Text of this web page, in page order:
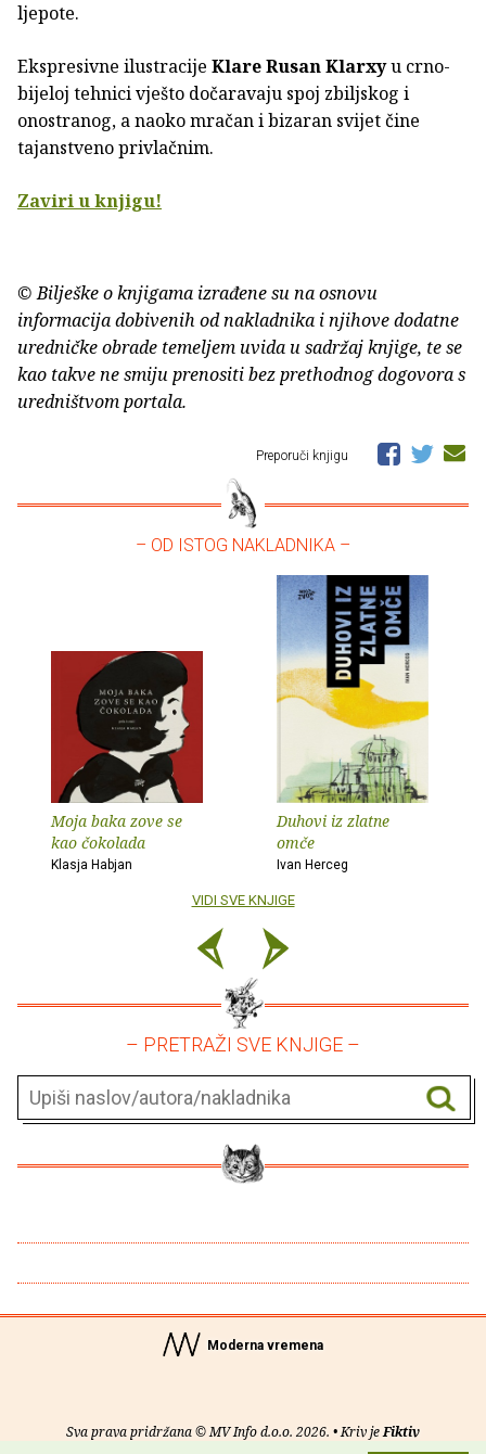
ljepote.
Ekspresivne ilustracije Klare Rusan Klarxyu crno-
bijeloj tehnici vješto dočaravaju spoj zbiljskog i
onostranog, a naoko mračan i bizaran svijet čine
tajanstveno privlačnim.
Zaviri u knjigu!
© Bilješke o knjigama izrađene su na osnovu
informacija dobivenih od nakladnika i njihove dodatne
uredničke obrade temeljem uvida u sadržaj knjige, te se
kao takve ne smiju prenositi bez prethodnog dogovora s
uredništvom portala.
Preporuči knjigu
– OD ISTOG NAKLADNIKA –
Moja baka zove se
kao čokolada
Klasja Habjan
Duhovi iz zlatne
omče
Ivan Herceg
VIDI SVE KNJIGE
– PRETRAŽI SVE KNJIGE –
Moderna vremena
Sva prava pridržana © MV Info d.o.o. 2026. • Kriv jeFiktiv